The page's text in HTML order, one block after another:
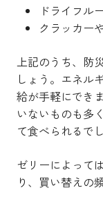
ドライフル
クラッカー
上記のうち、防
しょう。エネル
給が手軽にでき
いないものも多
て食べられるで
ゼリーによって
り、買い替えの